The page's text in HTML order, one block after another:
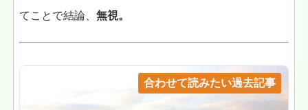
てことで結論、無視。
合わせて読みたい過去記事